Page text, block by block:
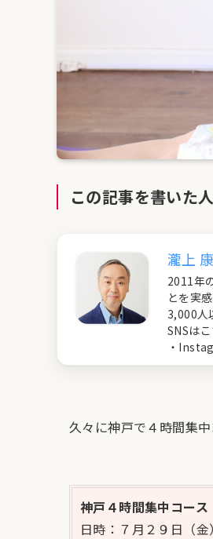
この記事を書いた人
瀧上
2011年
とを実
3,000人
SNSは
・
久々に神戸で４時間集中
神戸４時間集中コース
日時：７月２９日（